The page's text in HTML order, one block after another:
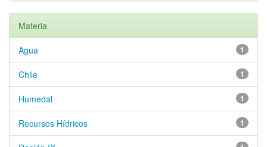
Materia
1
Agua
1
Chile
1
Humedal
1
Recursos Hídricos